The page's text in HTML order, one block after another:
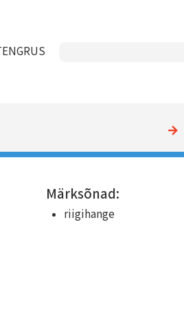
ENGRUS
Märksõnad:
riigihange